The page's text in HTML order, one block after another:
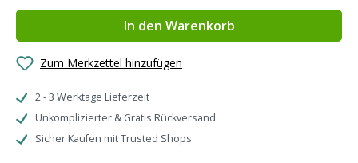
In den Warenkorb
Zum Merkzettel hinzufügen
2 - 3 Werktage Lieferzeit
Unkomplizierter & Gratis Rückversand
Sicher Kaufen mit Trusted Shops